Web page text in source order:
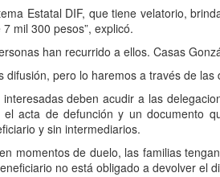
Estatal DIF, que tiene velatorio,
mil 300 pesos”, explicó.
han recurrido a ellos. Casas
pero lo haremos a través de las
deben acudir a las
acta de defunción y un documento
y sin intermediarios.
momentos de duelo, las familias
no está obligado a devolver